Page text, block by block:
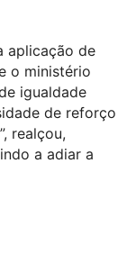
aplicação de
o ministério
igualdade
de reforço
realçou,
a adiar a